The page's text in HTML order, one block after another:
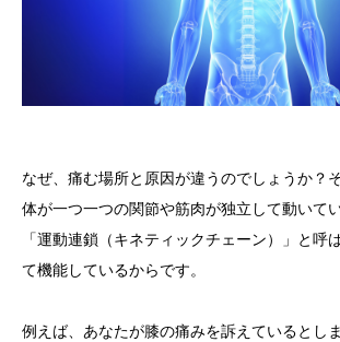
なぜ、痛む場所と原因が違うのでしょうか？
体が一つ一つの関節や筋肉が独立して動いて
「運動連鎖（キネティックチェーン）」
と呼
て機能しているからです。
例えば、あなたが膝の痛みを訴えているとし